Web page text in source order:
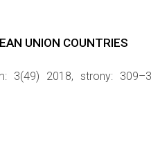
UNION COUNTRIES
3(49) 2018, strony: